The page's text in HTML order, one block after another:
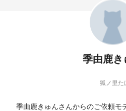
季由鹿き
狐ノ里た
季由鹿きゅんさんからのご依頼モ